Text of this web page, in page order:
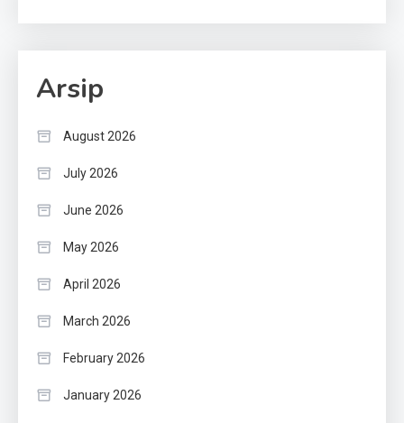
Arsip
August 2026
July 2026
June 2026
May 2026
April 2026
March 2026
February 2026
January 2026